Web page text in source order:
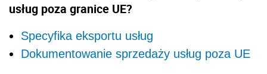
usług poza granice UE?
Specyfika eksportu usług
Dokumentowanie sprzedaży usług poza UE